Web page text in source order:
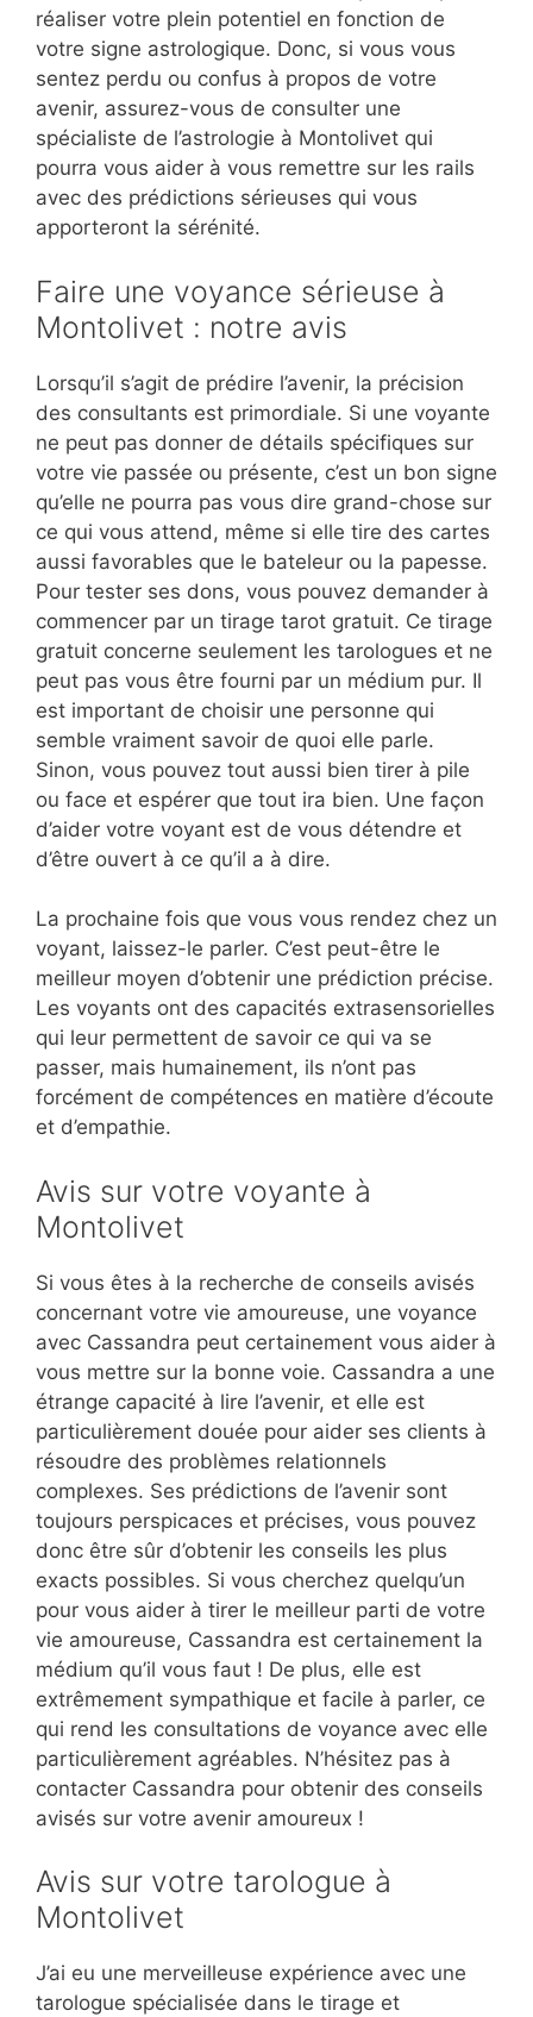
réaliser votre plein potentiel en fonction de
votre signe astrologique. Donc, si vous vous
sentez perdu ou confus à propos de votre
avenir, assurez-vous de consulter une
spécialiste de l’astrologie à Montolivet qui
pourra vous aider à vous remettre sur les rails
avec des prédictions sérieuses qui vous
apporteront la sérénité.
Faire une voyance sérieuse à
Montolivet : notre avis
Lorsqu’il s’agit de prédire l’avenir, la précision
des consultants est primordiale. Si une voyante
ne peut pas donner de détails spécifiques sur
votre vie passée ou présente, c’est un bon signe
qu’elle ne pourra pas vous dire grand-chose sur
ce qui vous attend, même si elle tire des cartes
aussi favorables que le bateleur ou la papesse.
Pour tester ses dons, vous pouvez demander à
commencer par un tirage tarot gratuit. Ce tirage
gratuit concerne seulement les tarologues et ne
peut pas vous être fourni par un médium pur. Il
est important de choisir une personne qui
semble vraiment savoir de quoi elle parle.
Sinon, vous pouvez tout aussi bien tirer à pile
ou face et espérer que tout ira bien. Une façon
d’aider votre voyant est de vous détendre et
d’être ouvert à ce qu’il a à dire.
La prochaine fois que vous vous rendez chez un
voyant, laissez-le parler. C’est peut-être le
meilleur moyen d’obtenir une prédiction précise.
Les voyants ont des capacités extrasensorielles
qui leur permettent de savoir ce qui va se
passer, mais humainement, ils n’ont pas
forcément de compétences en matière d’écoute
et d’empathie.
Avis sur votre voyante à
Montolivet
Si vous êtes à la recherche de conseils avisés
concernant votre vie amoureuse, une voyance
avec Cassandra peut certainement vous aider à
vous mettre sur la bonne voie. Cassandra a une
étrange capacité à lire l’avenir, et elle est
particulièrement douée pour aider ses clients à
résoudre des problèmes relationnels
complexes. Ses prédictions de l’avenir sont
toujours perspicaces et précises, vous pouvez
donc être sûr d’obtenir les conseils les plus
exacts possibles. Si vous cherchez quelqu’un
pour vous aider à tirer le meilleur parti de votre
vie amoureuse, Cassandra est certainement la
médium qu’il vous faut ! De plus, elle est
extrêmement sympathique et facile à parler, ce
qui rend les consultations de voyance avec elle
particulièrement agréables. N’hésitez pas à
contacter Cassandra pour obtenir des conseils
avisés sur votre avenir amoureux !
Avis sur votre tarologue à
Montolivet
J’ai eu une merveilleuse expérience avec une
tarologue spécialisée dans le tirage et